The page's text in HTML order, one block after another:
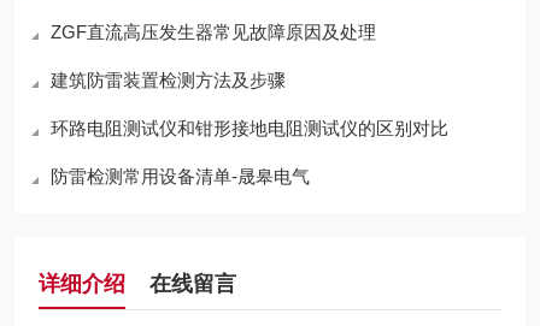
ZGF直流高压发生器常见故障原因及处理
建筑防雷装置检测方法及步骤
环路电阻测试仪和钳形接地电阻测试仪的区别对比
防雷检测常用设备清单-晟皋电气
详细介绍 在线留言